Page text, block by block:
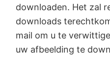
downloaden. Het zal
downloads
mail om u te
uw afbeelding te